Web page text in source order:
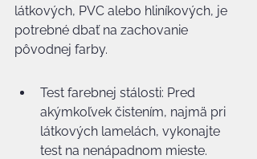
látkových, PVC alebo hliníkových, je
potrebné dbať na zachovanie
pôvodnej farby.
Test farebnej stálosti: Pred
akýmkoľvek čistením, najmä pri
látkových lamelách, vykonajte
test na nenápadnom mieste.